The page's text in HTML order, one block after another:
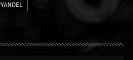
YANDEL